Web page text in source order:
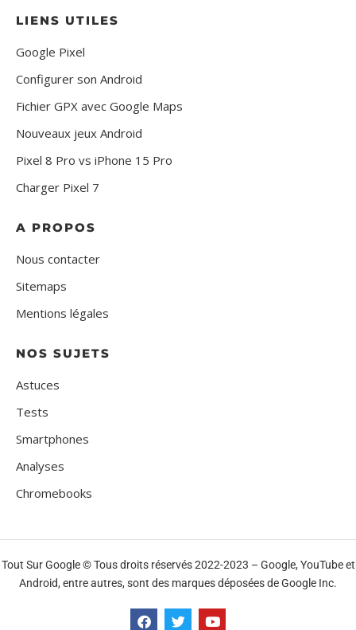
LIENS UTILES
Google Pixel
Configurer son Android
Fichier GPX avec Google Maps
Nouveaux jeux Android
Pixel 8 Pro vs iPhone 15 Pro
Charger Pixel 7
A PROPOS
Nous contacter
Sitemaps
Mentions légales
NOS SUJETS
Astuces
Tests
Smartphones
Analyses
Chromebooks
Tout Sur Google © Tous droits réservés 2022-2023 – Google, YouTube et
Android, entre autres, sont des marques déposées de Google Inc.